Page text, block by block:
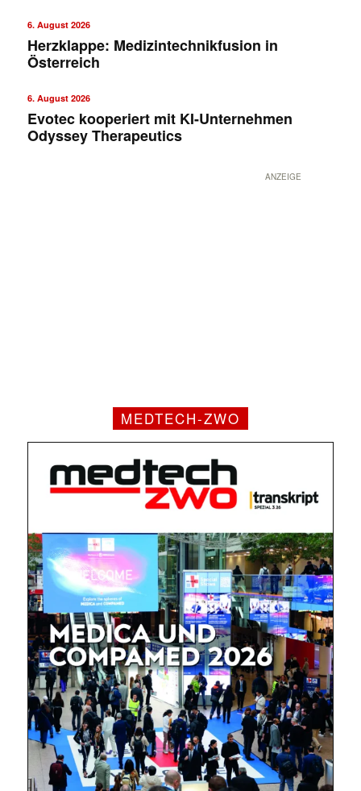
6. August 2026
Herzklappe: Medizintechnikfusion in
Österreich
6. August 2026
Evotec kooperiert mit KI-Unternehmen
Odyssey Therapeutics
ANZEIGE
MEDTECH-ZWO